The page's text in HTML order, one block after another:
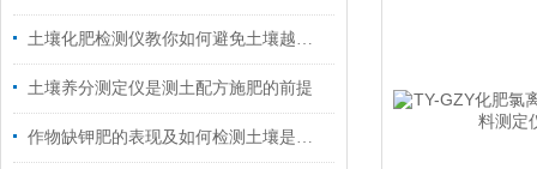
土壤化肥检测仪教你如何避免土壤越喂越“瘦”
土壤养分测定仪是测土配方施肥的前提
作物缺钾肥的表现及如何检测土壤是否缺钾？